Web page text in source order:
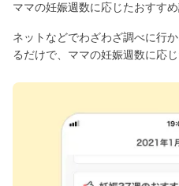
ママの妊娠週数に応じたおすす
ネットなどでわざわざ調べに行
るだけで、ママの妊娠週数に応